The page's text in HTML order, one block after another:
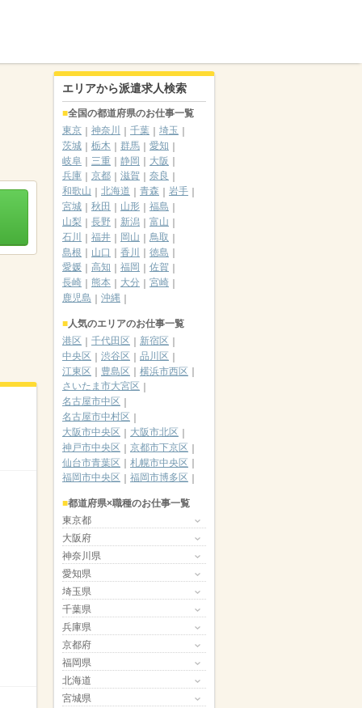
エリアから派遣求人検索
全国の都道府県のお仕事一覧
東京
神奈川 千葉
埼玉
茨城
栃木 群馬
愛知
岐阜
三重 静岡
大阪
兵庫
京都 滋賀
奈良
和歌山
北海道 青森
岩手
宮城
秋田 山形
福島
山梨
長野 新潟
富山
石川
福井 岡山
鳥取
島根
山口 香川
徳島
愛媛
高知 福岡
佐賀
長崎
熊本 大分
宮崎
鹿児島
沖縄
人気のエリアのお仕事一覧
港区
千代田区
新宿区
中央区
渋谷区
品川区
江東区
豊島区
横浜市西区
さいたま市大宮区
名古屋市中区
名古屋市中村区
大阪市中央区
大阪市北区
神戸市中央区
京都市下京区
仙台市青葉区
札幌市中央区
福岡市中央区
福岡市博多区
都道府県×職種のお仕事一覧
東京都
大阪府
神奈川県
愛知県
埼玉県
千葉県
兵庫県
京都府
福岡県
北海道
宮城県